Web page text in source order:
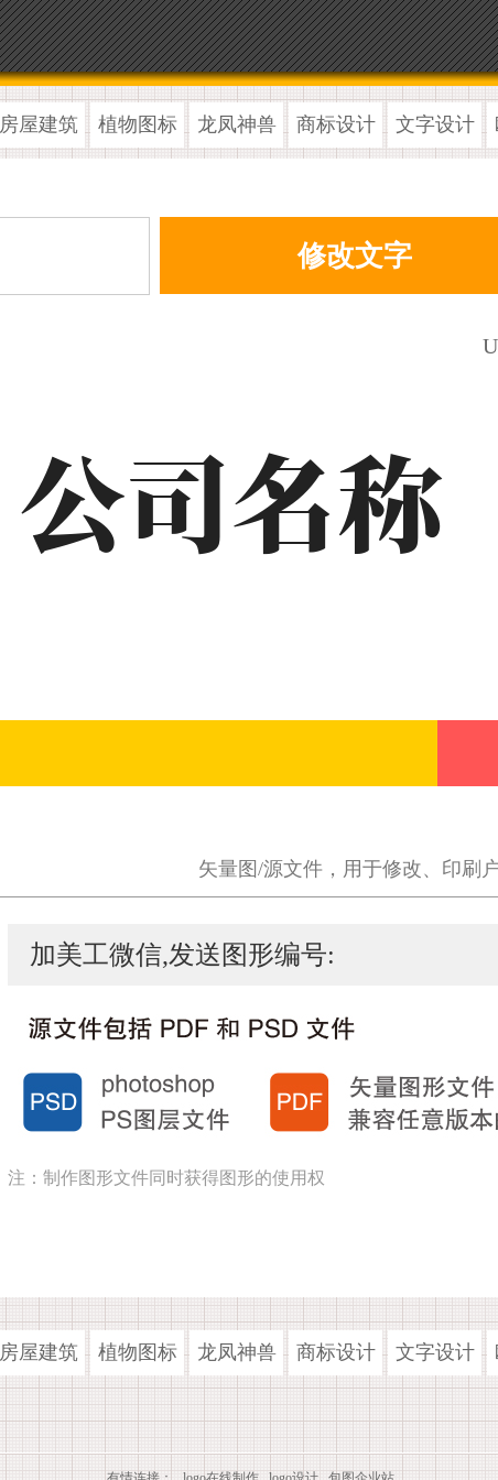
房屋建筑 植物图标 龙凤神兽 商标设计 文字设计
矢量图/源文件，用于修改、印刷
加美工微信,发送图形编号:
注：制作图形文件同时获得图形的使用权
房屋建筑 植物图标 龙凤神兽 商标设计 文字设计